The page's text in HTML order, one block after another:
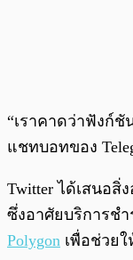
“เราคาดว่าฟังก์ชั
แชทบอทของ
Twitter ได้เสนอ
ซึ่งอาศัยบริการชำ
Polygon เพื่อช่วย